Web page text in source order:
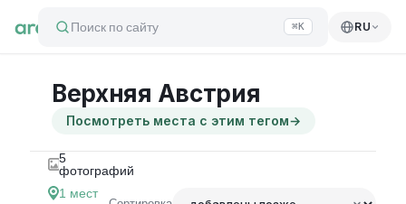
Поиск по сайту ⌘K RU
Верхняя Австрия
Посмотреть места с этим тегом→
5
фотографий
1 мест